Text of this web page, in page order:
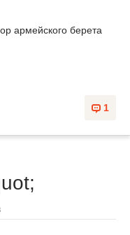
армейского берета
1